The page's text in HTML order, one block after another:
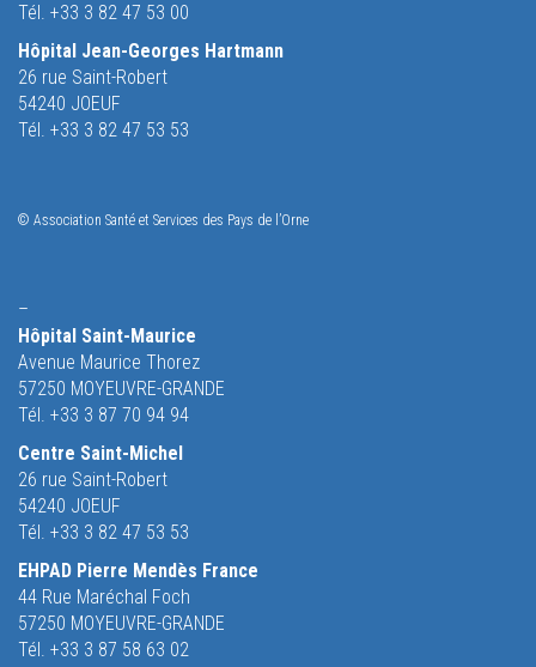
Tél. +33 3 82 47 53 00
Hôpital Jean-Georges Hartmann
26 rue Saint-Robert
54240 JOEUF
Tél. +33 3 82 47 53 53
© Association Santé et Services des Pays de l’Orne
–
Hôpital Saint-Maurice
Avenue Maurice Thorez
57250 MOYEUVRE-GRANDE
Tél. +33 3 87 70 94 94
Centre Saint-Michel
26 rue Saint-Robert
54240 JOEUF
Tél. +33 3 82 47 53 53
EHPAD Pierre Mendès France
44 Rue Maréchal Foch
57250 MOYEUVRE-GRANDE
Tél. +33 3 87 58 63 02